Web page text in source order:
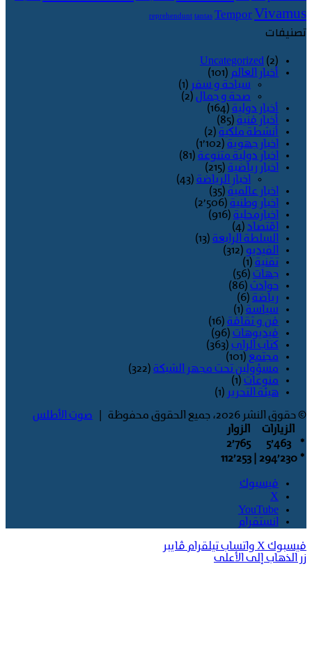
reprehendunt tantas Tempor Vivamus
تصنيفات
Uncategorized (2)
أخبار العالم (101)
سياحة و سفر (1)
صحة و جمال (2)
أخبار دولية (164)
أخبار فنية (85)
أنشطة ملكية (2)
اخبار جهوية (1٬102)
اخبار دولية متنوعة (81)
اخبار رياضية (215)
اخبار الرياضة (43)
اخبار عالمية (35)
اخبار وطنية (2٬506)
اخبارمحلية (916)
اقتصاد (4)
السلطة الرابعة (13)
الفيديو (312)
تقنية (1)
جهات (56)
حوادث (86)
رياضة (6)
سياسة (1)
فن و ثقافة (16)
فيديوهات (96)
كتاب الراي (363)
مجتمع (101)
مسؤولين تحت مجهر الشبكة (322)
منوعات (1)
هيئة التحرير (1)
© حقوق النشر 2026، جميع الحقوق محفوظة |
صوت الأطلس
الزيارات
الزوار
*
5٬463
2٬765
* 294٬230
فيسبوك
‫X
‫YouTube
انستقرام
فيسبوك‫X واتسابتيلقرام ڤايبر
زر الذهاب إلى الأعلى